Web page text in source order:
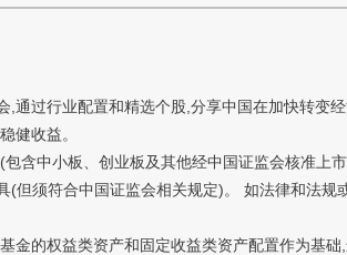
过行业配置和精选个股,分享中国在加快转变
健收益。
中小板、创业板及其他经中国证监会核准上
须符合中国证监会相关规定)。 如法律和法
权益类资产和固定收益类资产配置作为基础,